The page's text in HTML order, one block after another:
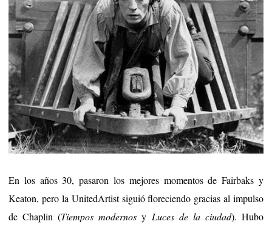
En los años 30, pasaron los mejores momentos de Fairbaks y
Keaton, pero la UnitedArtist siguió floreciendo gracias al impulso
de Chaplin (Tiempos modernos y Luces de la ciudad). Hubo